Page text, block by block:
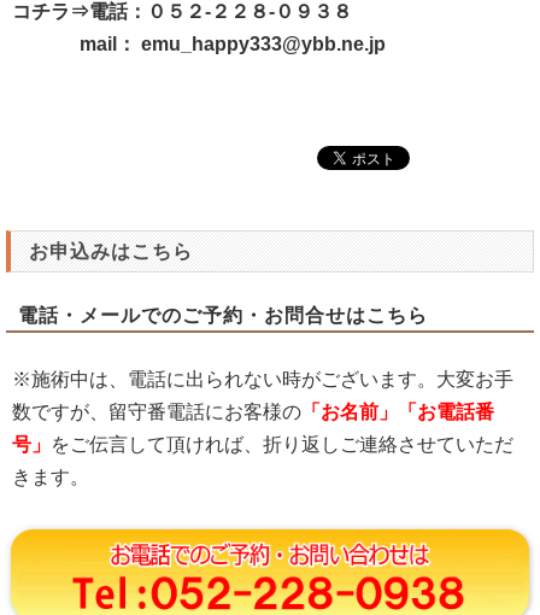
コチラ⇒電話：０５２-２２８-０９３８
mail： emu_happy333@ybb.ne.jp
お申込みはこちら
電話・メールでのご予約・お問合せはこちら
※施術中は、電話に出られない時がございます。大変お手
数ですが、留守番電話にお客様の 「お名前」「お電話番
号」 をご伝言して頂ければ、折り返しご連絡させていただ
きます。